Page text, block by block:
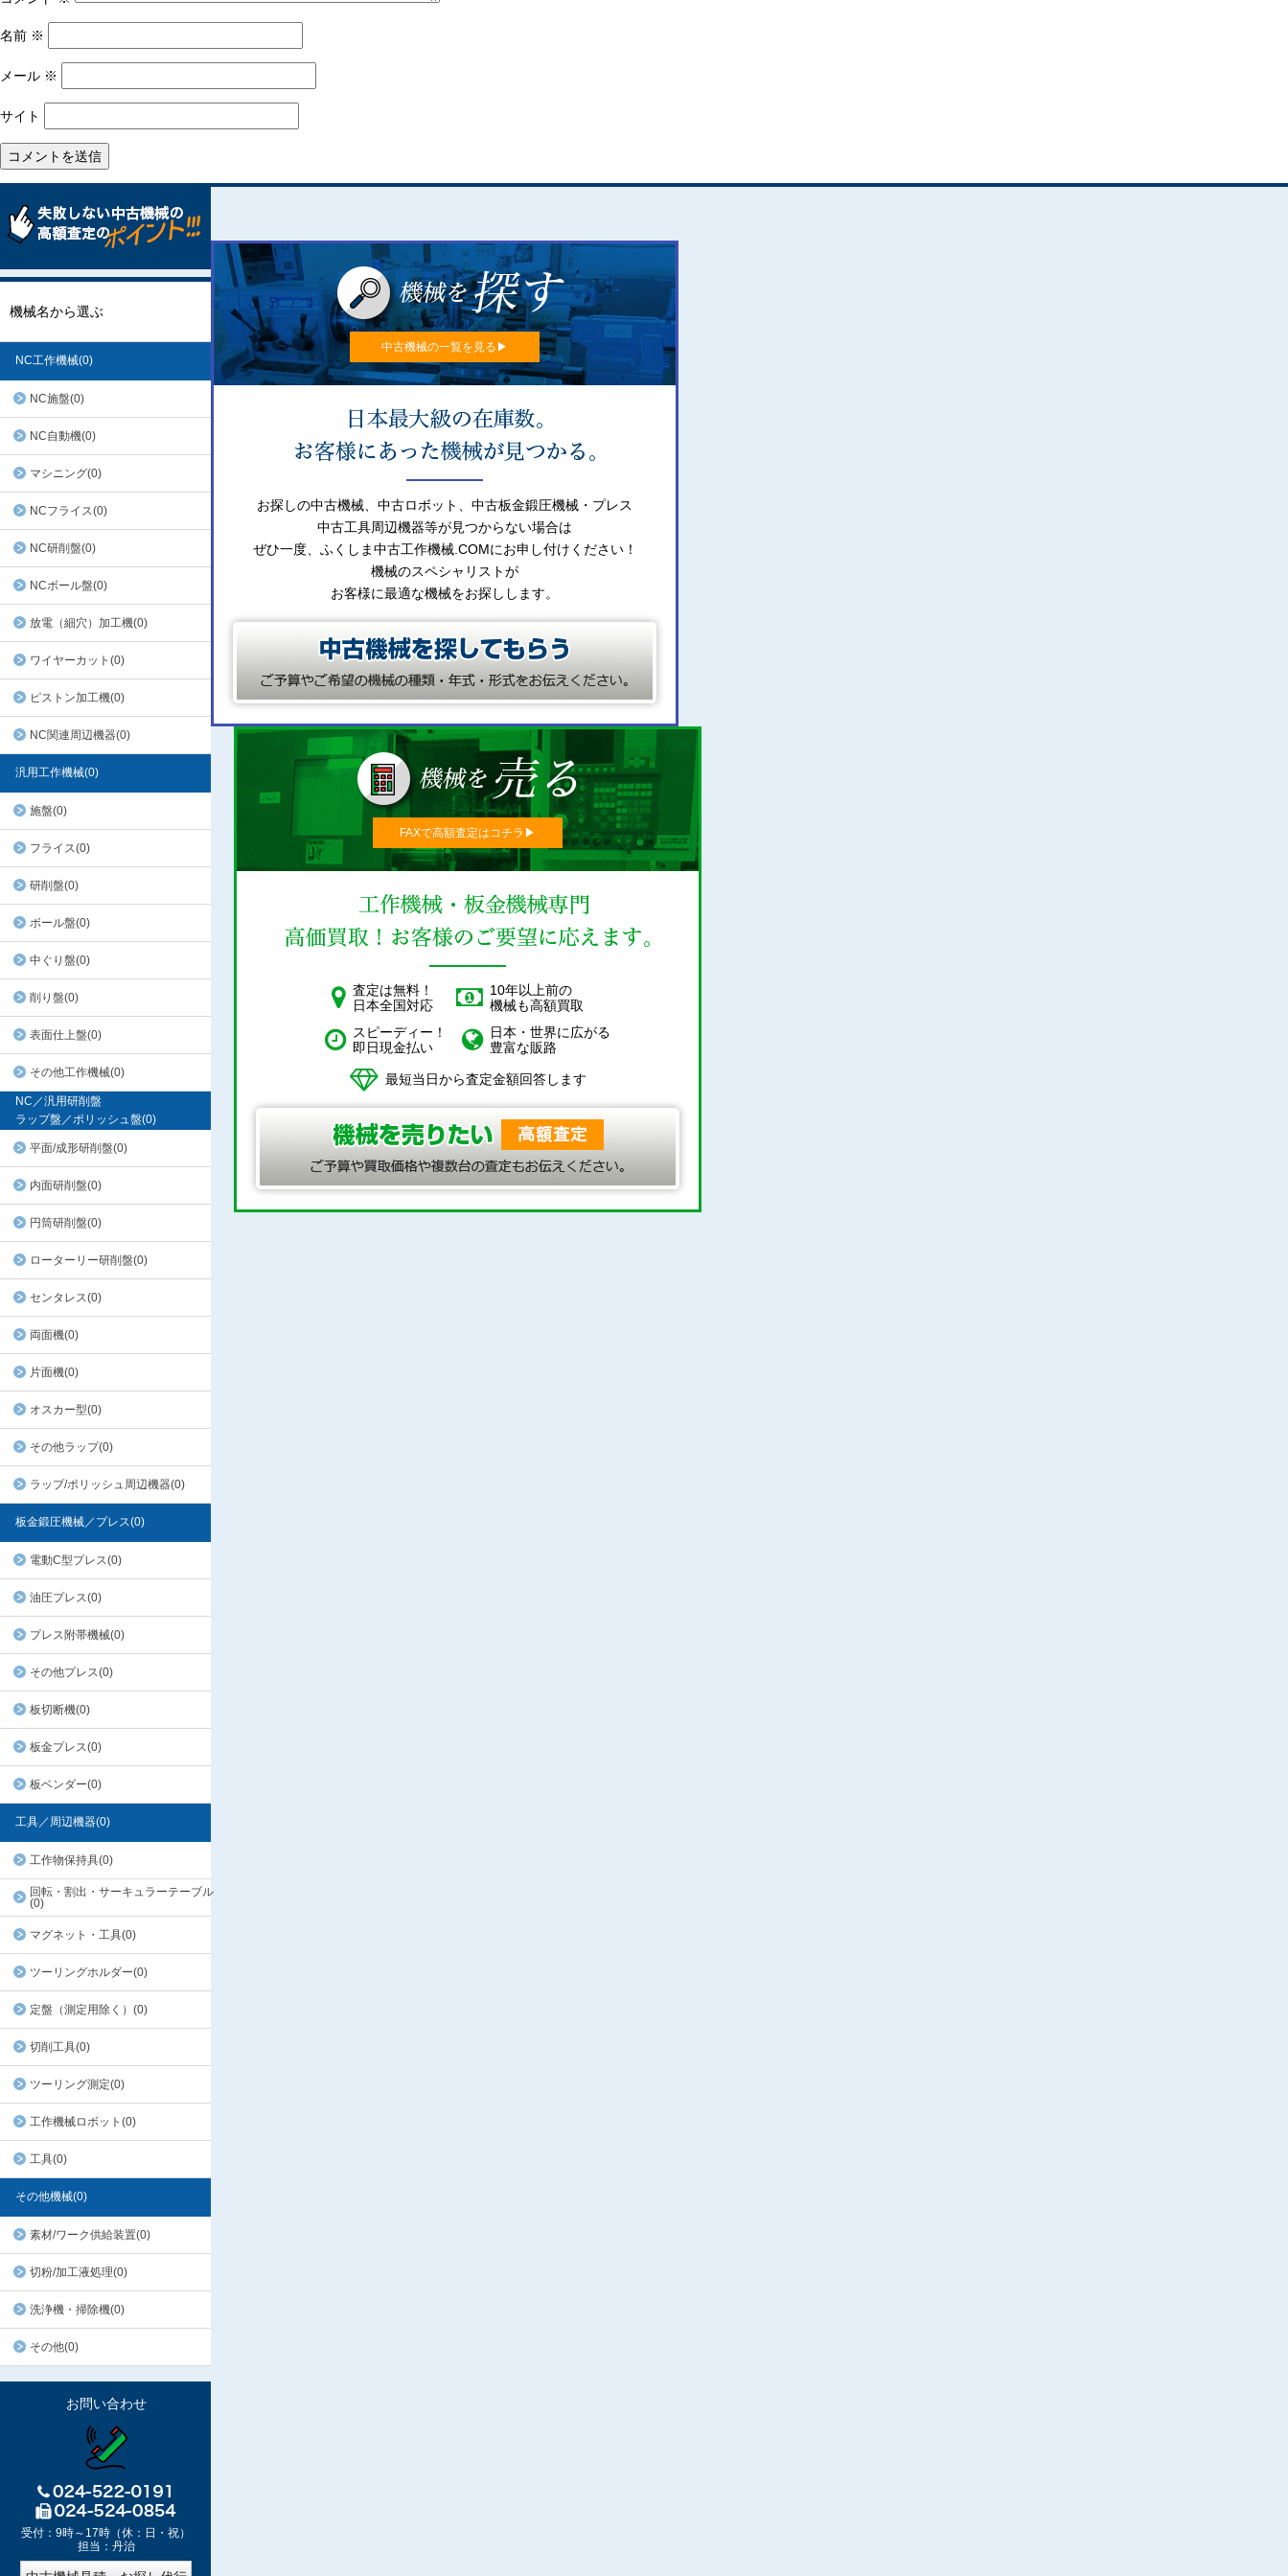
名前 ※
メール ※
サイト
機械名から選ぶ
NC工作機械(0)
NC施盤(0)
NC自動機(0)
マシニング(0)
NCフライス(0)
NC研削盤(0)
NCボール盤(0)
放電（細穴）加工機(0)
ワイヤーカット(0)
ピストン加工機(0)
NC関連周辺機器(0)
汎用工作機械(0)
施盤(0)
フライス(0)
研削盤(0)
ボール盤(0)
中ぐり盤(0)
削り盤(0)
表面仕上盤(0)
その他工作機械(0)
NC／汎用研削盤
ラップ盤／ポリッシュ盤(0)
平面/成形研削盤(0)
内面研削盤(0)
円筒研削盤(0)
ローターリー研削盤(0)
センタレス(0)
両面機(0)
片面機(0)
オスカー型(0)
その他ラップ(0)
ラップ/ポリッシュ周辺機器(0)
板金鍛圧機械／プレス(0)
電動C型プレス(0)
油圧プレス(0)
プレス附帯機械(0)
その他プレス(0)
板切断機(0)
板金プレス(0)
板ベンダー(0)
工具／周辺機器(0)
工作物保持具(0)
回転・割出・サーキュラーテーブル
(0)
マグネット・工具(0)
ツーリングホルダー(0)
定盤（測定用除く）(0)
切削工具(0)
ツーリング測定(0)
工作機械ロボット(0)
工具(0)
その他機械(0)
素材/ワーク供給装置(0)
切粉/加工液処理(0)
洗浄機・掃除機(0)
その他(0)
お問い合わせ
受付：9時～17時（休：日・祝）
担当：丹治
中古機械の一覧を見る▶︎
お探しの中古機械、中古ロボット、中古板金鍛圧機械・プレス
中古工具周辺機器等が見つからない場合は
ぜひ一度、ふくしま中古工作機械.COMにお申し付けください！
機械のスペシャリストが
お客様に最適な機械をお探しします。
FAXで高額査定はコチラ▶︎
査定は無料！
日本全国対応
10年以上前の
機械も高額買取
スピーディー！
即日現金払い
日本・世界に広がる
豊富な販路
最短当日から査定金額回答します